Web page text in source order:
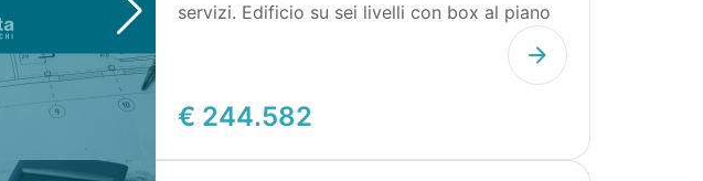
€ 244.582
servizi. Edificio su sei livelli con box al piano